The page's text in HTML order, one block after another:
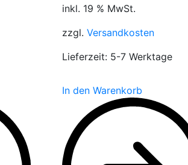
inkl. 19 % MwSt.
zzgl. Versandkosten
Lieferzeit: 5-7 Werktage
In den Warenkorb